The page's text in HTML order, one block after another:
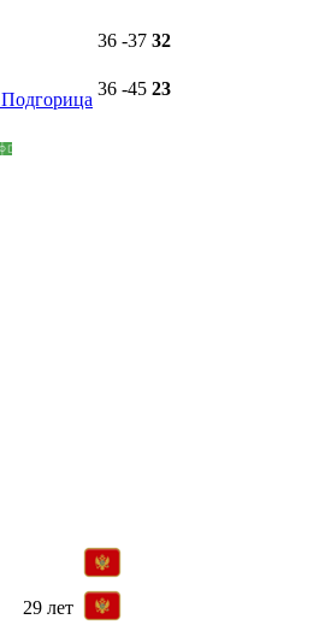
36 -37 32
36 -45 23
29 лет